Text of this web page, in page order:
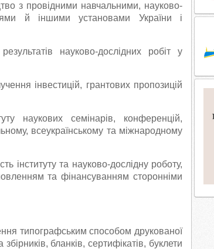
з провідними навчальними, науково-
й іншими установами України і
науково-дослідних робіт у
інвестицій, грантових пропозицій
наукових семінарів, конференцій,
всеукраїнському та міжнародному
інституту та науково-дослідну роботу,
та фінансуванням сторонніми
типографським способом друкованої
бланків, сертифікатів, буклети